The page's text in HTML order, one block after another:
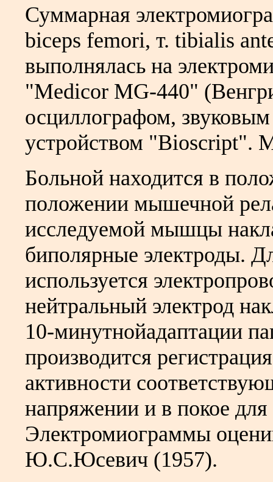
Суммарная
biceps femori, т. tibialis
выполнялась на
"Medicor MG-440"
осциллографом,
устройством "Bioscript".
Больной находится в
положении мышечной
исследуемой мышцы
биполярные электроды.
используется
нейтральный электрод
10-минутнойадаптации
производится
активности
напряжении и в покое
Электромиограммы
Ю.С.Юсевич (1957).